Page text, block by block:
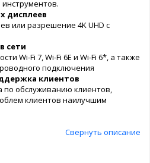
инструментов.
дисплеев
или разрешение 4K UHD с
сети
Wi-Fi 7, Wi-Fi 6E и Wi-Fi 6*, а также
подключения
клиентов
обслуживанию клиентов,
клиентов наилучшим
Свернуть описание